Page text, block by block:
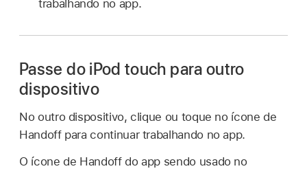
trabalhando no app.
Passe do iPod touch para outro
dispositivo
No outro dispositivo, clique ou toque no ícone de
Handoff para continuar trabalhando no app.
O ícone de Handoff do app sendo usado no